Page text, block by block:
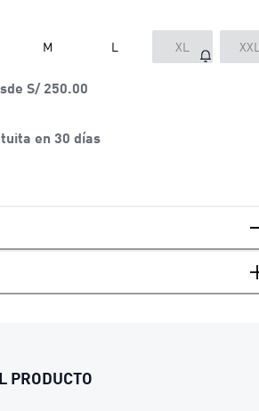
M L XL
S/ 250.00
en 30 días
PRODUCTO